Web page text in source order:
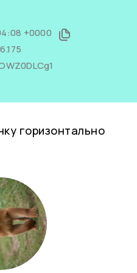
+0000
горизонтально